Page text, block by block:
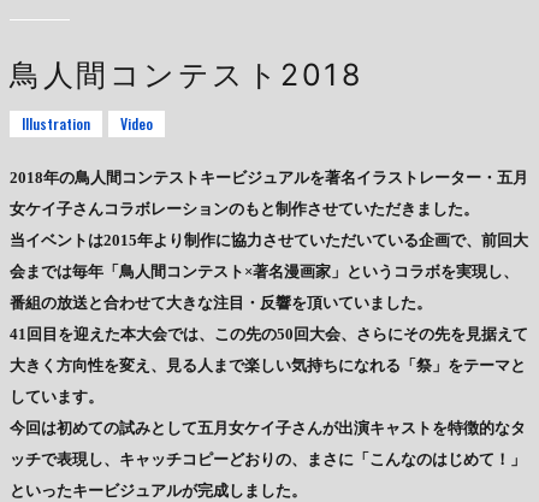
鳥人間コンテスト2018
Illustration Video
2018年の鳥人間コンテストキービジュアルを著名イラストレーター・五月
女ケイ子さんコラボレーションのもと制作させていただきました。
当イベントは2015年より制作に協力させていただいている企画で、前回大
会までは毎年「鳥人間コンテスト×著名漫画家」というコラボを実現し、
番組の放送と合わせて大きな注目・反響を頂いていました。
41回目を迎えた本大会では、この先の50回大会、さらにその先を見据えて
大きく方向性を変え、見る人まで楽しい気持ちになれる「祭」をテーマと
しています。
今回は初めての試みとして五月女ケイ子さんが出演キャストを特徴的なタ
ッチで表現し、キャッチコピーどおりの、まさに「こんなのはじめて！」
といったキービジュアルが完成しました。